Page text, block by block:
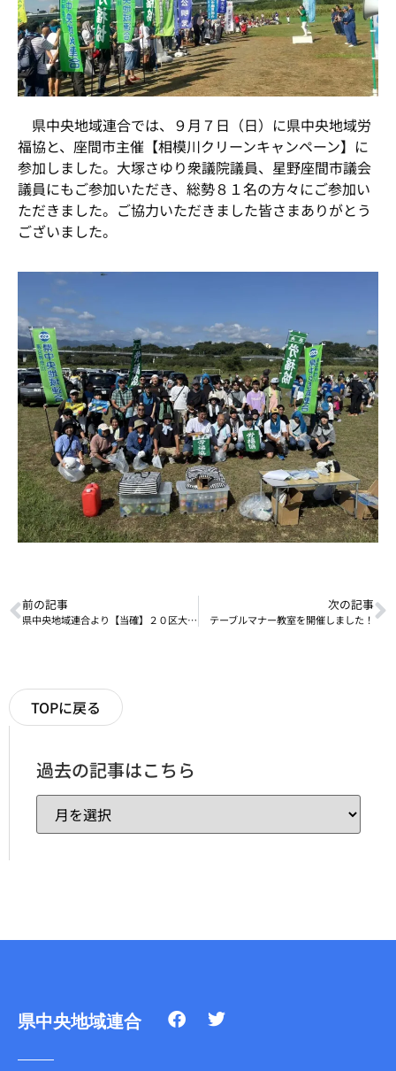
県中央地域連合では、９月７日（日）に県中央地域労
福協と、座間市主催【相模川クリーンキャンペーン】に
参加しました。大塚さゆり衆議院議員、星野座間市議会
議員にもご参加いただき、総勢８１名の方々にご参加い
ただきました。ご協力いただきました皆さまありがとう
ございました。
前の記事
県中央地域連合より【当確】２０区大塚さゆり候補！！
次の記事
テーブルマナー教室を開催しました！
TOPに戻る
過去の記事はこちら
県中央地域連合